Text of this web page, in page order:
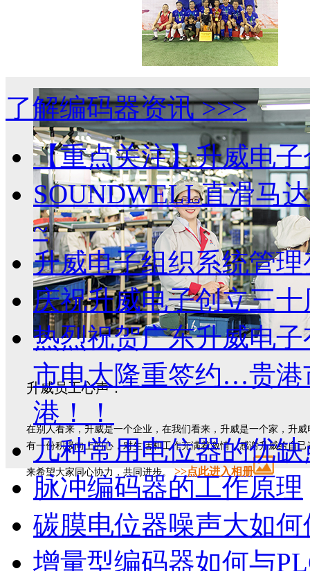
EC50中空编码器
健康.成长
升威员工心声：
在别人看来，升威是一个企业，在我们看来，升威是一个家，升
有一份积极向上的心，对生活和工作充满着激情，感谢升威给自
来希望大家同心协力，共同进步。 >>点此进入相册
了解编码器资讯 >>>
【重点关注】升威电
SOUNDWELL直滑马
~
升威电子组织系统管
庆祝升威电子创立三
热烈祝贺广东升威电
市电大隆重签约…贵港
港！！
几种常用电位器的优缺
脉冲编码器的工作原理
碳膜电位器噪声大如何
增量型编码器如何与